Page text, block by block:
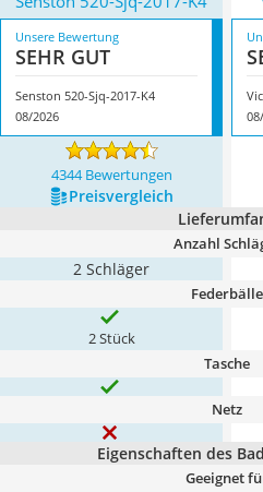
Unsere Bewertung
SEHR GUT
Senston 520-Sjq-2017-K4
08/2026
4344 Bewertungen
Preis­vergleich
Anzahl
2 Schläger
Federbälle
2 Stück
Tasche
Netz
Eigenschaften des
Geeignet